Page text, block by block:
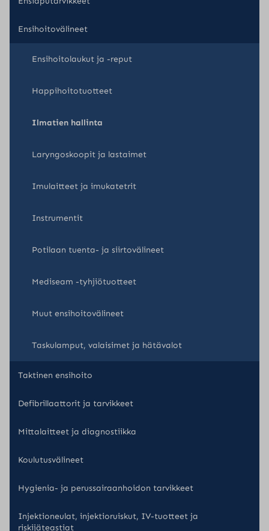
Ensihoitovälineet
Ensihoitolaukut ja -reput
Happihoitotuotteet
Ilmatien hallinta
Laryngoskoopit ja lastaimet
Imulaitteet ja imukatetrit
Instrumentit
Potilaan tuenta- ja siirtovälineet
Mediseam -tyhjiötuotteet
Muut ensihoitovälineet
Taskulamput, valaisimet ja hätävalot
Taktinen ensihoito
Defibrillaattorit ja tarvikkeet
Mittalaitteet ja diagnostiikka
Koulutusvälineet
Hygienia- ja perussairaanhoidon tarvikkeet
Injektioneulat, injektioruiskut, IV-tuotteet ja
riskijäteastiat